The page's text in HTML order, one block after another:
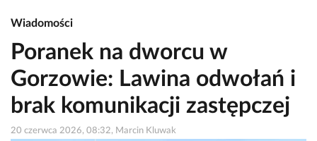
Wiadomości
Poranek na dworcu w
Gorzowie: Lawina odwołań i
brak komunikacji zastępczej
20 czerwca 2026, 08:32, Marcin Kluwak